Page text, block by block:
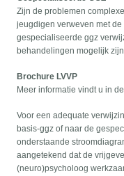
Zijn de problemen
jeugdigen verweven met
gespecialiseerde ggz
behandelingen mogelijk
Brochure LVVP
Meer informatie vindt u in de
Voor een adequate
basis-ggz of naar de
onderstaande
aangetekend dat de
(neuro)psycholoog